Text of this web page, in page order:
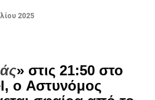
2025
» στις 21:50 στο
ο Aστυνόμος